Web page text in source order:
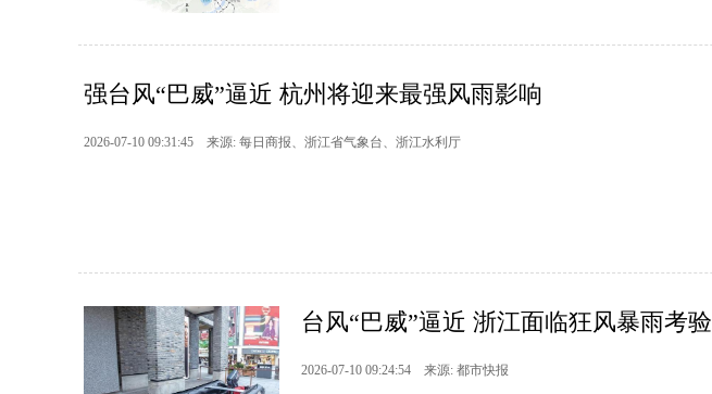
强台风“巴威”逼近 杭州将迎来最强风雨影响
2026-07-10 09:31:45 来源: 每日商报、浙江省气象台、浙江水利厅
台风“巴威”逼近 浙江面临狂风暴雨考验
2026-07-10 09:24:54 来源: 都市快报